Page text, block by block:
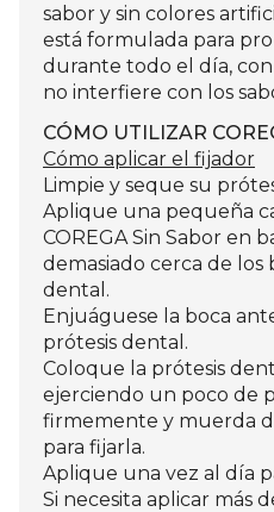
sabor y sin colores
está formulada para
durante todo el día,
no interfiere con los
CÓMO UTILIZAR
Cómo aplicar el fijador
Limpie y seque su
Aplique una pequeña
COREGA Sin Sabor en
demasiado cerca de los
dental.
Enjuáguese la boca
prótesis dental.
Coloque la prótesis
ejerciendo un poco de
firmemente y muerda
para fijarla.
Aplique una vez al día
Si necesita aplicar más